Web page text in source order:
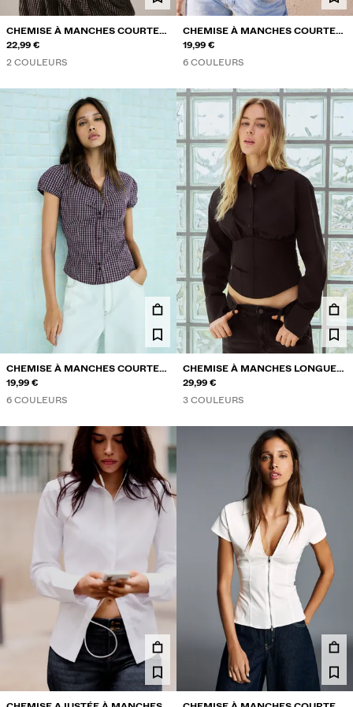
CHEMISE À MANCHES COURTES
BOUTONNAGE CROISÉ
22,99 €
2 COULEURS
CHEMISE À MANCHES COURTES
EN POPELINE AVEC NŒUD
19,99 €
6 COULEURS
CHEMISE À MANCHES COURTES
EN POPELINE
19,99 €
6 COULEURS
CHEMISE À MANCHES LONGUES
EFFET CORSET
29,99 €
3 COULEURS